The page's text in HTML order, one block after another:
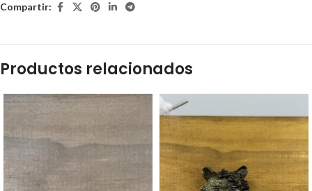
Compartir:
Productos relacionados